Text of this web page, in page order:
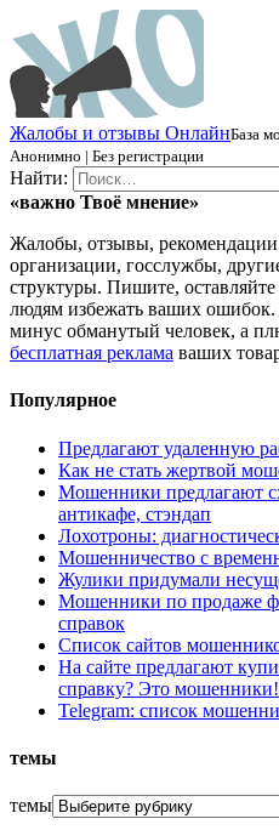
Жалобы и отзывы ОнлайнБаза
Анонимно | Без регистрации
Найти:
«важно Твоё мнение»
Жалобы, отзывы,
организации, госслужбы,
структуры. Пишите,
людям избежать ваших
минус обманутый человек, а
бесплатная реклама ваших
Популярное
Предлагают удаленную
Как не стать жертвой
Мошенники предлагают
антикафе, стэндап
Лохотроны:
Мошенничество с
Жулики придумали
Мошенники по продаже
справок
Список сайтов
На сайте предлагают
справку? Это мошенники!
Telegram: список
темы
темы